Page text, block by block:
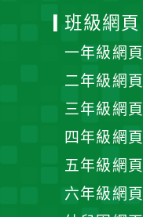
班級網頁
一年級網頁
二年級網頁
三年級網頁
四年級網頁
五年級網頁
六年級網頁